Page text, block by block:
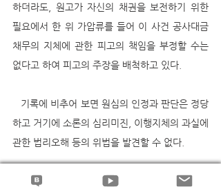
하더라도, 원고가 자신의 채권을 보전하기 위한
필요에서 한 위 가압류를 들어 이 사건 공사대금
채무의 지체에 관한 피고의 책임을 부정할 수는
없다고 하여 피고의 주장을 배척하고 있다.
하고 거기에 소론의 심리미진, 이행지체의 과실에
관한 법리오해 등의 위법을 발견할 수 없다.